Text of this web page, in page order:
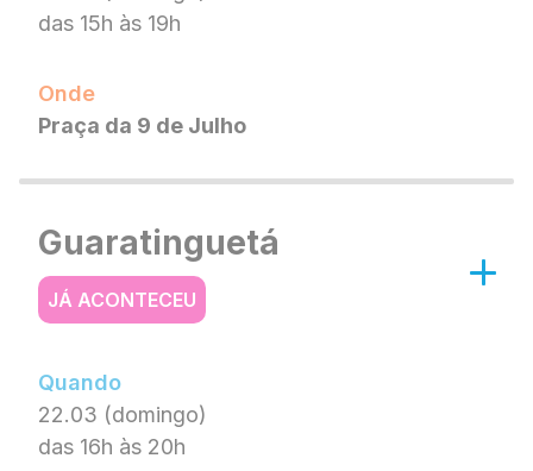
das 15h às 19h
Onde
Praça da 9 de Julho
Guaratinguetá
JÁ ACONTECEU
Quando
22.03 (domingo)
das 16h às 20h